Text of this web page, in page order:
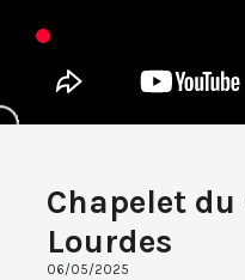
Chapelet
Lourdes
06/05/2025